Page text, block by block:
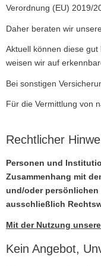
Verordnung (EU) 2019/
Daher beraten wir
Aktuell können diese
weisen wir auf
Bei sonstigen
Für die Vermittlung von
Rechtlicher
Personen und
Zusammenhang mit
und/oder
ausschließlich
Mit der Nutzung
Kein Angebot,